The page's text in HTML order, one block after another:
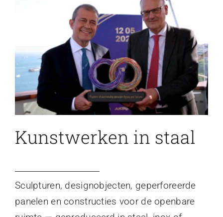
Kunstwerken in staal
Sculpturen, designobjecten, geperforeerde
panelen en constructies voor de openbare